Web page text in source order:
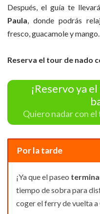
Después, el guía te
Paula, donde podrás
fresco, guacamole y mango.
Reserva el tour de nado
¡Reservo ya
Quiero nadar con
Por la tarde
¡Ya que el paseo
tiempo de sobra para
coger el ferry de vuelta a